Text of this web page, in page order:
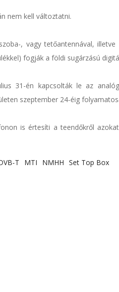
nem kell változtatni.
, vagy tetőantennával,
fogják a földi sugárzású
31-én kapcsolták le az
szeptember 24-éig
is értesíti a teendőkről
T MTI NMHH Set Top Box